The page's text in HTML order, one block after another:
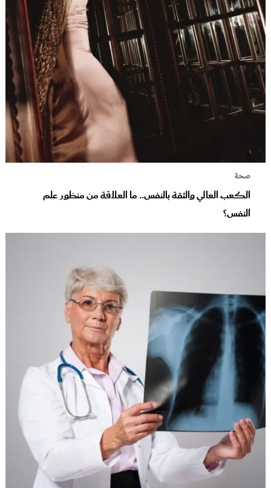
صحة
الكعب العالي والثقة بالنفس.. ما العلاقة من منظور علم
النفس؟